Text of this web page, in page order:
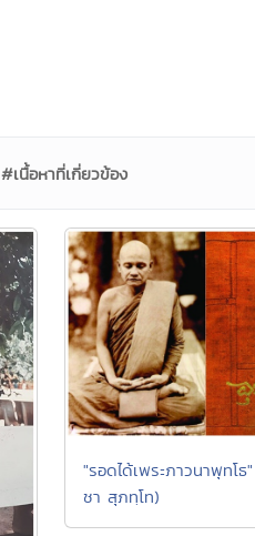
#เนื้อหาที่เกี่ยวข้อง
"รอดได้เพระภาวนาพุทโ
ชา สุภทฺโท)